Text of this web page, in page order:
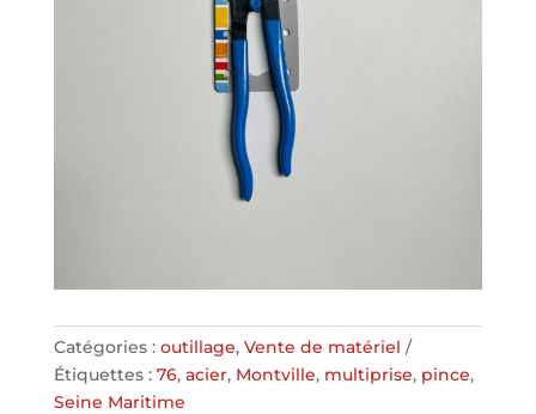
Catégories : outillage, Vente de matériel
Étiquettes : 76, acier, Montville, multiprise, pince,
Seine Maritime